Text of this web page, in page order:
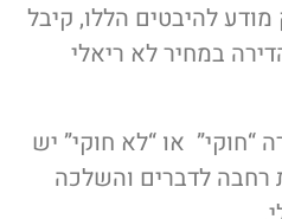
להיבטים הללו, קיבל
במחיר לא ריאלי
“חוקי” או “לא חוקי” יש
רחבה לדברים והשלכה